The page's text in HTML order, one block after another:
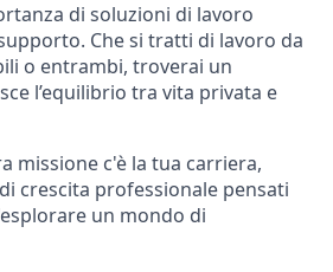
di soluzioni di lavoro
Che si tratti di lavoro da
o entrambi, troverai un
l’equilibrio tra vita privata e
missione c'è la tua carriera,
crescita professionale pensati
un mondo di